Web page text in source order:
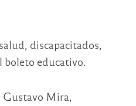
discapacitados,
boleto educativo.
Gustavo Mira,